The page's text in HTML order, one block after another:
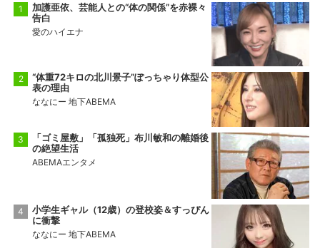
加護亜依、芸能人との“体の関係”を赤裸々
告白
愛のハイエナ
“体重72キロの北川景子”ぽっちゃり体型公
表の理由
ななにー 地下ABEMA
「ゴミ屋敷」「孤独死」布川敏和の離婚後
の絶望生活
ABEMAエンタメ
小学生ギャル（12歳）の登校姿＆すっぴん
に衝撃
ななにー 地下ABEMA